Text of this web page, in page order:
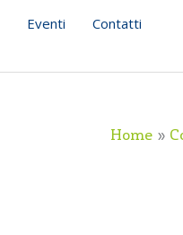
Eventi
Contatti
Home